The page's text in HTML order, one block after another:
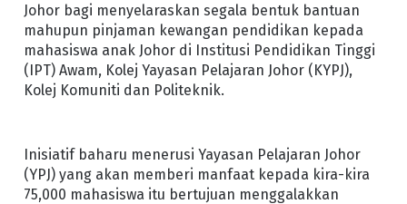
Johor bagi menyelaraskan segala bentuk bantuan
mahupun pinjaman kewangan pendidikan kepada
mahasiswa anak Johor di Institusi Pendidikan Tinggi
(IPT) Awam, Kolej Yayasan Pelajaran Johor (KYPJ),
Kolej Komuniti dan Politeknik.
Inisiatif baharu menerusi Yayasan Pelajaran Johor
(YPJ) yang akan memberi manfaat kepada kira-kira
75,000 mahasiswa itu bertujuan menggalakkan